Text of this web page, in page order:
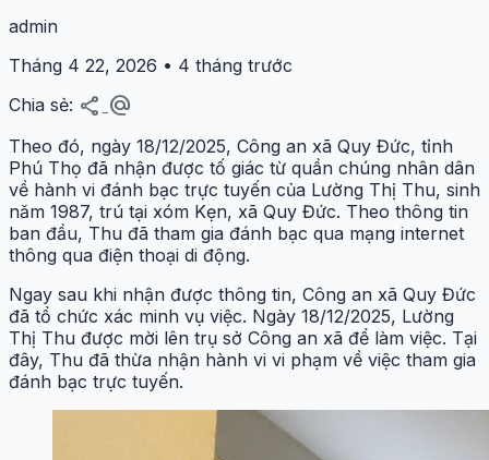
admin
Tháng 4 22, 2026 • 4 tháng trước
Chia sẻ: share alternate_email
Theo đó, ngày 18/12/2025, Công an xã Quy Đức, tỉnh
Phú Thọ đã nhận được tố giác từ quần chúng nhân dân
về hành vi đánh bạc trực tuyến của Lường Thị Thu, sinh
năm 1987, trú tại xóm Kẹn, xã Quy Đức. Theo thông tin
ban đầu, Thu đã tham gia đánh bạc qua mạng internet
thông qua điện thoại di động.
Ngay sau khi nhận được thông tin, Công an xã Quy Đức
đã tổ chức xác minh vụ việc. Ngày 18/12/2025, Lường
Thị Thu được mời lên trụ sở Công an xã để làm việc. Tại
đây, Thu đã thừa nhận hành vi vi phạm về việc tham gia
đánh bạc trực tuyến.